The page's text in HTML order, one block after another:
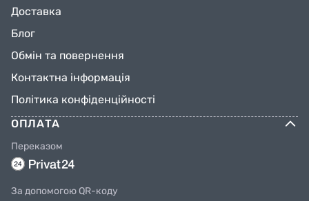
Доставка
Блог
Обмін та повернення
Контактна інформація
Політика конфіденційності
ОПЛАТА
Переказом
За допомогою QR-коду